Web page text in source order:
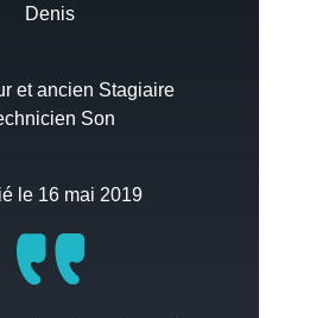
Denis
et ancien Stagiaire
Son
le 16 mai 2019